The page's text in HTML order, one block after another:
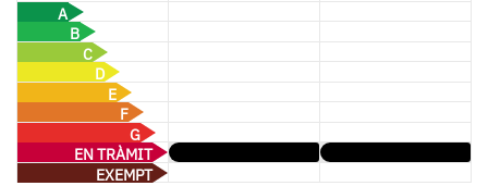
A
B
C
D
E
F
G
EN TRÀMIT
EXEMPT